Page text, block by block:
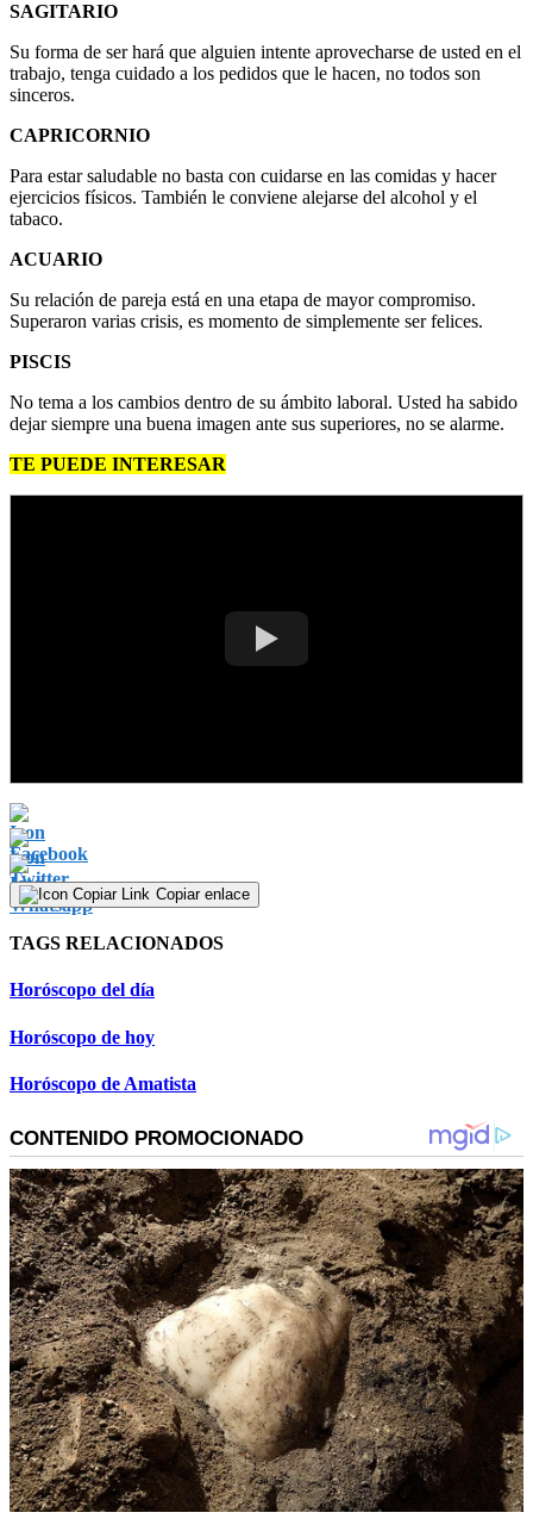
SAGITARIO
Su forma de ser hará que alguien intente aprovecharse de usted en el
trabajo, tenga cuidado a los pedidos que le hacen, no todos son
sinceros.
CAPRICORNIO
Para estar saludable no basta con cuidarse en las comidas y hacer
ejercicios físicos. También le conviene alejarse del alcohol y el
tabaco.
ACUARIO
Su relación de pareja está en una etapa de mayor compromiso.
Superaron varias crisis, es momento de simplemente ser felices.
PISCIS
No tema a los cambios dentro de su ámbito laboral. Usted ha sabido
dejar siempre una buena imagen ante sus superiores, no se alarme.
TE PUEDE INTERESAR
Copiar enlace
TAGS RELACIONADOS
Horóscopo del día
Horóscopo de hoy
Horóscopo de Amatista